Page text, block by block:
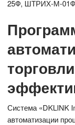
25Ф, ШТРИХ-М-
Система «DKLINK
автоматизации